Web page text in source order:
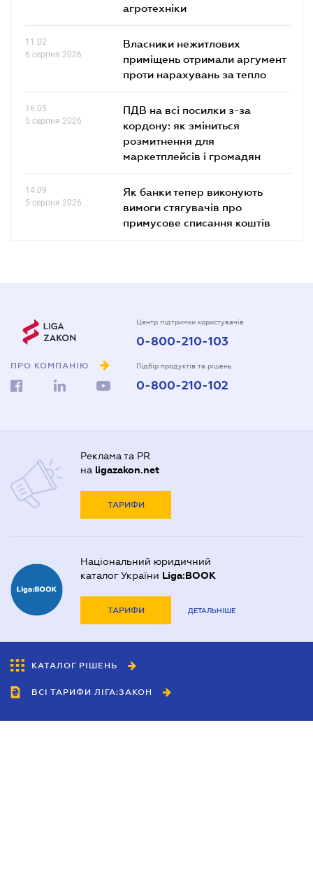
агротехніки
11.02
6 серпня 2026
Власники нежитлових
приміщень отримали аргумент
проти нарахувань за тепло
16.05
5 серпня 2026
ПДВ на всі посилки з-за
кордону: як зміниться
розмитнення для
маркетплейсів і громадян
14.09
5 серпня 2026
Як банки тепер виконують
вимоги стягувачів про
примусове списання коштів
ПРО КОМПАНІЮ
Центр підтримки користувачів
0-800-210-103
Підбір продуктів та рішень
0-800-210-102
Реклама та PR
на ligazakon.net
ТАРИФИ
Національний юридичний
каталог України Liga:BOOK
ТАРИФИ ДЕТАЛЬНІШЕ
КАТАЛОГ РІШЕНЬ
ВСІ ТАРИФИ ЛІГА:ЗАКОН